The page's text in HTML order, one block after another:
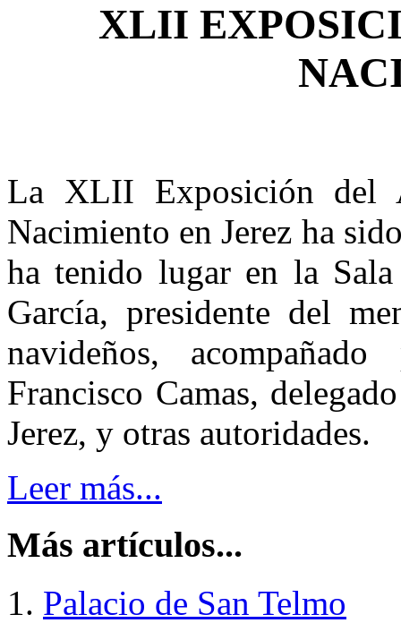
XLII
La XLII Exposición del
Nacimiento en Jerez ha
ha tenido lugar en la
García, presidente del
navideños,
Francisco Camas,
Jerez, y otras autoridades.
Leer más...
Más artículos...
Palacio de San Telmo